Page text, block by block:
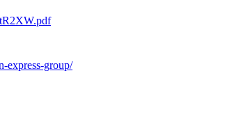
express-group/